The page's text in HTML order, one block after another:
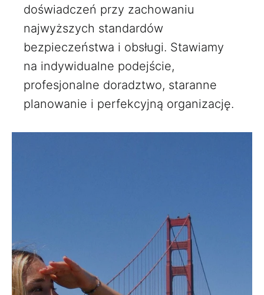
doświadczeń przy zachowaniu
najwyższych standardów
bezpieczeństwa i obsługi. Stawiamy
na indywidualne podejście,
profesjonalne doradztwo, staranne
planowanie i perfekcyjną organizację.